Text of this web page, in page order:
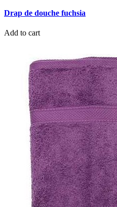
Drap de douche fuchsia
Add to cart